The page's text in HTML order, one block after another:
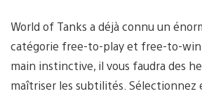
World of Tanks a déjà connu un
catégorie free-to-play et free-to-win.
main instinctive, il vous faudra des
maîtriser les subtilités. Sélectionnez